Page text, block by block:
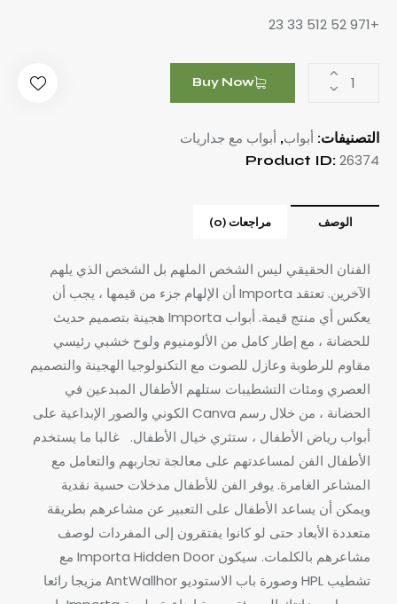
+971 52 512 33 23
Buy Now
التصنيفات: أبواب, أبواب مع جداريات
Product ID:26374
الوصف مراجعات (0)
الفنان الحقيقي ليس الشخص الملهم بل الشخص الذي يلهم
الآخرين.
تعتقد Importa أن الإلهام جزء من قيمها ، يجب أن
يعكس أي منتج قيمة.
أبواب Importa هجينة بتصميم حديث
للحضانة ، مع إطار كامل من الألومنيوم ولوح خشبي رئيسي
مقاوم للرطوبة وعازل للصوت مع التكنولوجيا الهجينة والتصميم
العصري ومئات التشطيبات ستلهم الأطفال المبدعين في
الحضانة ، من خلال رسم Canva الكوني والصور الإبداعية على
أبواب رياض الأطفال ، ستثري خيال الأطفال.
غالبا ما يستخدم
الأطفال الفن لمساعدتهم على معالجة تجاربهم والتعامل مع
المشاعر الغامرة. يوفر الفن للأطفال مدخلات حسية نقدية
ويمكن أن يساعد الأطفال على التعبير عن مشاعرهم بطريقة
متعددة الأبعاد حتى لو كانوا يفتقرون إلى المفردات لوصف
مشاعرهم بالكلمات. سيكون Importa Hidden Door مع
تشطيب HPL وصورة باب الاستوديو AntWallhor مزيجا رائعا